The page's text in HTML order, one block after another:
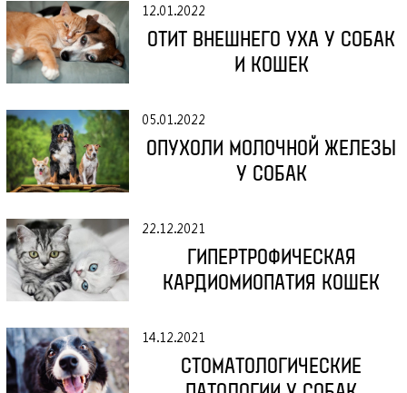
12.01.2022
ОТИТ ВНЕШНЕГО УХА У СОБАК
И КОШЕК
05.01.2022
ОПУХОЛИ МОЛОЧНОЙ ЖЕЛЕЗЫ
У СОБАК
22.12.2021
ГИПЕРТРОФИЧЕСКАЯ
КАРДИОМИОПАТИЯ КОШЕК
14.12.2021
СТОМАТОЛОГИЧЕСКИЕ